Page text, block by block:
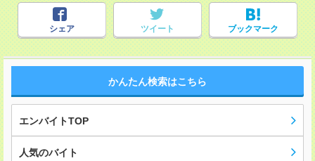
シェア ツイート ブックマーク
かんたん検索はこちら
エンバイトTOP
人気のバイト